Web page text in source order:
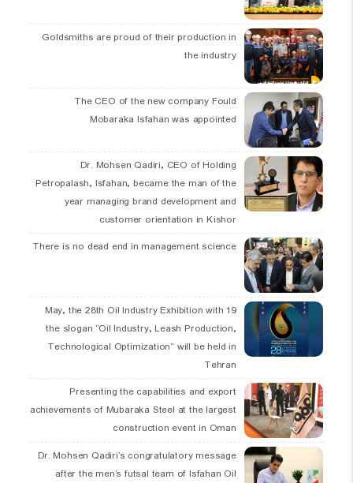
Goldsmiths are proud of their production in
the industry
The CEO of the new company Fould
Mobaraka Isfahan was appointed
Dr. Mohsen Qadiri, CEO of Holding
Petropalash, Isfahan, became the man of the
year managing brand development and
customer orientation in Kishor
There is no dead end in management science
19 May, the 28th Oil Industry Exhibition with
the slogan “Oil Industry, Leash Production,
Technological Optimization” will be held in
Tehran
Presenting the capabilities and export
achievements of Mubaraka Steel at the largest
construction event in Oman
Dr. Mohsen Qadiri’s congratulatory message
after the men’s futsal team of Isfahan Oil